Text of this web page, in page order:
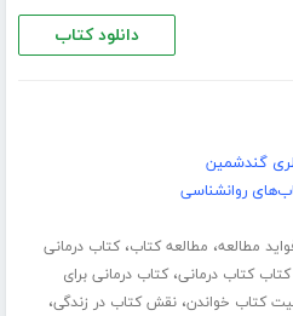
دانلود کتاب
گندشمین
روانشناسی
مطالعه، مطالعه کتاب،کتاب درمانی
کتاب کتاب درمانی،کتاب درمانی برای
کتاب خواندن،نقش کتاب در زندگی،